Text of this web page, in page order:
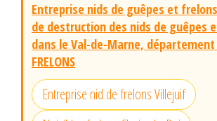
Entreprise nids de guêpes et
de destruction des nids de guêpes
dans le Val-de-Marne, département
FRELONS
Entreprise nid de frelons Villejuif